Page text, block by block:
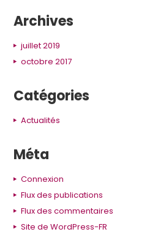
Archives
juillet 2019
octobre 2017
Catégories
Actualités
Méta
Connexion
Flux des publications
Flux des commentaires
Site de WordPress-FR